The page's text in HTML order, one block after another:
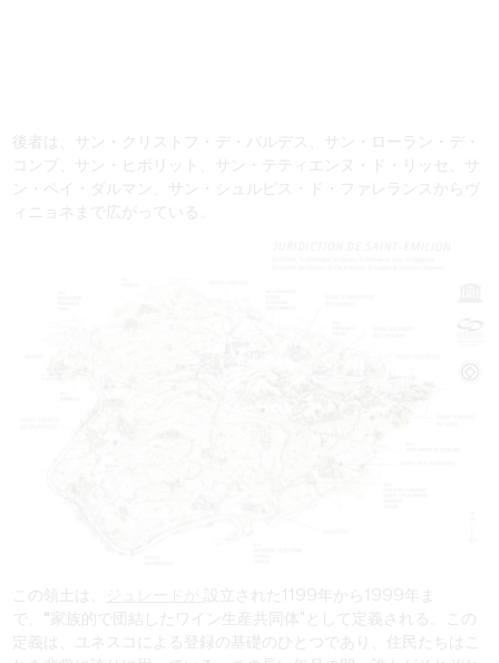
後者は、サン・クリストフ・デ・バルデス、サン・ローラン・デ・
コンブ、サン・ヒポリット、サン・テティエンヌ・ド・リッセ、サ
ン・ペイ・ダルマン、サン・シュルピス・ド・ファレランスからヴ
ィニョネまで広がっている。
この領土は、
設立された1199年から1999年ま
で、 "家族的で団結したワイン生産共同体 "として定義される。この
定義は、ユネスコによる登録の基礎のひとつであり、住民たちはこ